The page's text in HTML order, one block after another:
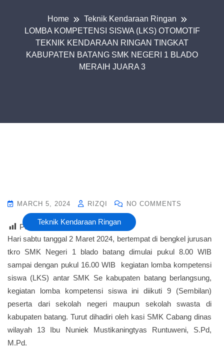
Home
Teknik Kendaraan Ringan
LOMBA KOMPETENSI SISWA (LKS) OTOMOTIF
TEKNIK KENDARAAN RINGAN TINGKAT
KABUPATEN BATANG SMK NEGERI 1 BLADO
MERAIH JUARA 3
Teknik Kendaraan Ringan
MARCH 5, 2024 RIZQI NO COMMENTS
Post Views : 19
Hari sabtu tanggal 2 Maret 2024, bertempat di bengkel jurusan
tkro SMK Negeri 1 blado batang dimulai pukul 8.00 WIB
sampai dengan pukul 16.00 WIB kegiatan lomba kompetensi
siswa (LKS) antar SMK Se kabupaten batang berlangsung,
kegiatan lomba kompetensi siswa ini diikuti 9 (Sembilan)
peserta dari sekolah negeri maupun sekolah swasta di
kabupaten batang. Turut dihadiri oleh kasi SMK Cabang dinas
wilayah 13 Ibu Nuniek Mustikaningtyas Runtuweni, S.Pd,
M.Pd.